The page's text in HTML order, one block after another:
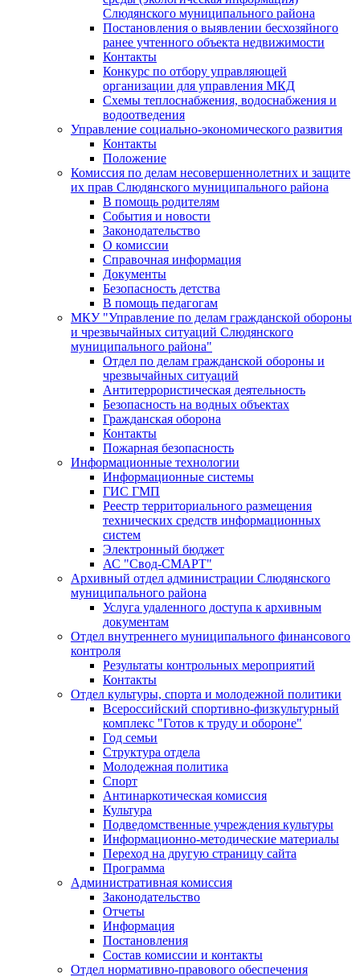
Слюдянского муниципального района
Постановления о выявлении бесхозяйного
ранее учтенного объекта недвижимости
Контакты
Конкурс по отбору управляющей
организации для управления МКД
Схемы теплоснабжения, водоснабжения и
водоотведения
Управление социально-экономического развития
Контакты
Положение
Комиссия по делам несовершеннолетних и защите
их прав Слюдянского муниципального района
В помощь родителям
События и новости
Законодательство
О комиссии
Справочная информация
Документы
Безопасность детства
В помощь педагогам
МКУ "Управление по делам гражданской обороны
и чрезвычайных ситуаций Слюдянского
муниципального района"
Отдел по делам гражданской обороны и
чрезвычайных ситуаций
Антитеррористическая деятельность
Безопасность на водных объектах
Гражданская оборона
Контакты
Пожарная безопасность
Информационные технологии
Информационные системы
ГИС ГМП
Реестр территориального размещения
технических средств информационных
систем
Электронный бюджет
АС "Свод-СМАРТ"
Архивный отдел администрации Слюдянского
муниципального района
Услуга удаленного доступа к архивным
документам
Отдел внутреннего муниципального финансового
контроля
Результаты контрольных мероприятий
Контакты
Отдел культуры, спорта и молодежной политики
Всероссийский спортивно-физкультурный
комплекс "Готов к труду и обороне"
Год семьи
Структура отдела
Молодежная политика
Спорт
Антинаркотическая комиссия
Культура
Подведомственные учреждения культуры
Информационно-методические материалы
Переход на другую страницу сайта
Программа
Административная комиссия
Законодательство
Отчеты
Информация
Постановления
Состав комиссии и контакты
Отдел нормативно-правового обеспечения